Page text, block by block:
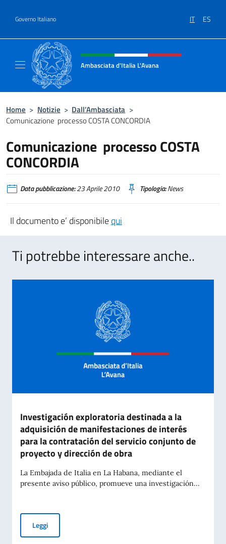
Governo Italiano IT ES
Intestazione sito, social e menù
Ambasciata d'Italia L'Avana
Home > Notizie > Dall’Ambasciata >
Comunicazione processo COSTA CONCORDIA
Comunicazione processo COSTA
CONCORDIA
Data pubblicazione:23 Aprile 2010 Tipologia:News
Il documento e’ disponibilequi
Ti potrebbe interessare anche..
Investigación exploratoria destinada a la
adquisición de manifestaciones de interés
para la contratación del servicio conjunto de
proyecto y dirección de obra
La Embajada de Italia en La Habana, mediante el
presente aviso público, promueve una investigación...
LeggiInvestigación exploratoria destinada a la adquisición de